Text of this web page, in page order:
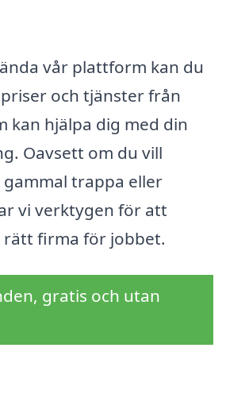
vår plattform kan du
och tjänster från
kan hjälpa dig med din
Oavsett om du vill
trappa eller
vi verktygen för att
firma för jobbet.
gratis och utan